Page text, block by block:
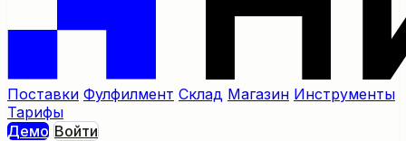
Поставки Фулфилмент Склад Магазин Инструменты
Тарифы
Демо Войти